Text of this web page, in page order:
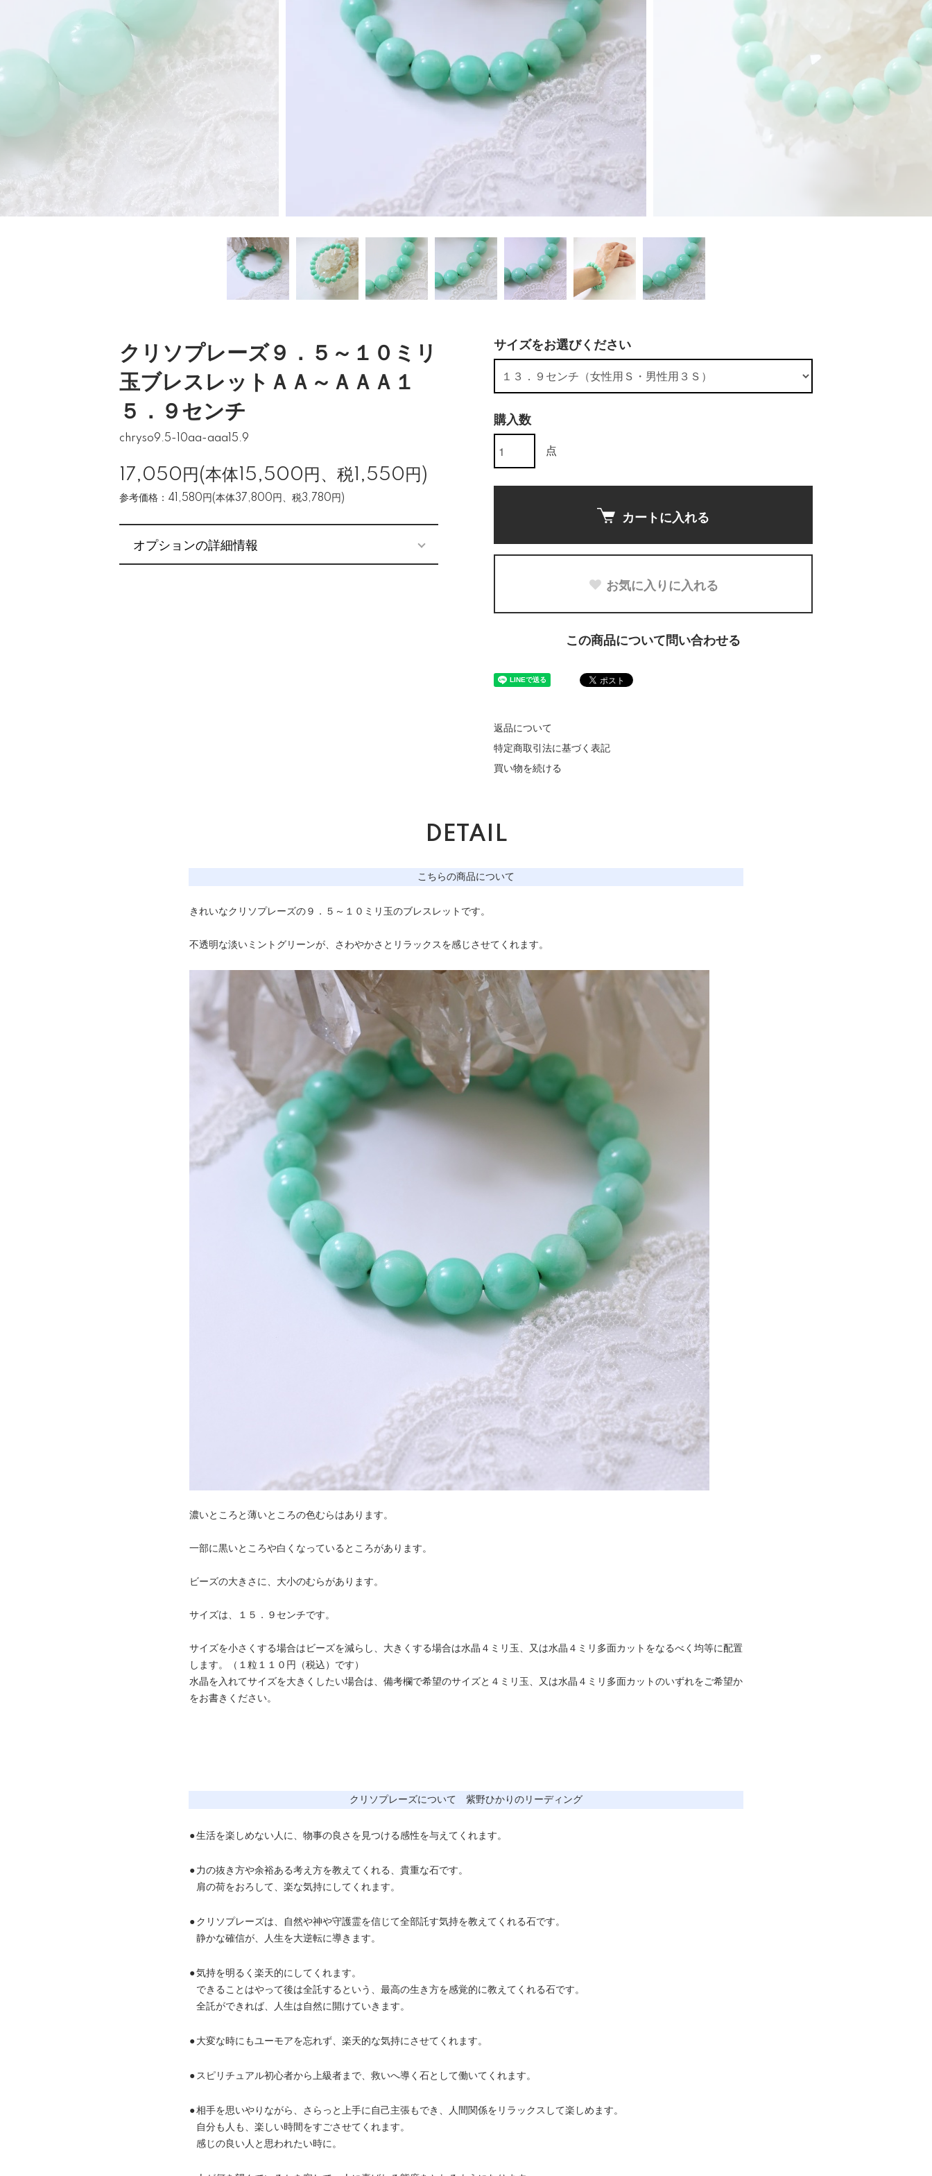
クリソプレーズ９．５～１０ミリ
玉ブレスレットＡＡ～ＡＡＡ１
５．９センチ
chryso9.5-10aa-aaa15.9
17,050円(本体15,500円、税1,550円)
参考価格：41,580円(本体37,800円、税3,780円)
オプションの詳細情報
サイズをお選びください
購入数
点
カートに入れる
お気に入りに入れる
この商品について問い合わせる
返品について
特定商取引法に基づく表記
買い物を続ける
DETAIL
こちらの商品について
きれいなクリソプレーズの９．５～１０ミリ玉のブレスレットです。
不透明な淡いミントグリーンが、さわやかさとリラックスを感じさせてくれます。
濃いところと薄いところの色むらはあります。
一部に黒いところや白くなっているところがあります。
ビーズの大きさに、大小のむらがあります。
サイズは、１５．９センチです。
サイズを小さくする場合はビーズを減らし、大きくする場合は水晶４ミリ玉、又は水晶４ミリ多面カットをなるべく均等に配置
します。（１粒１１０円（税込）です）
水晶を入れてサイズを大きくしたい場合は、備考欄で希望のサイズと４ミリ玉、又は水晶４ミリ多面カットのいずれをご希望か
をお書きください。
クリソプレーズについて 紫野ひかりのリーディング
●生活を楽しめない人に、物事の良さを見つける感性を与えてくれます。
●力の抜き方や余裕ある考え方を教えてくれる、貴重な石です。
肩の荷をおろして、楽な気持にしてくれます。
●クリソプレーズは、自然や神や守護霊を信じて全部託す気持を教えてくれる石です。
静かな確信が、人生を大逆転に導きます。
●気持を明るく楽天的にしてくれます。
できることはやって後は全託するという、最高の生き方を感覚的に教えてくれる石です。
全託ができれば、人生は自然に開けていきます。
●大変な時にもユーモアを忘れず、楽天的な気持にさせてくれます。
●スピリチュアル初心者から上級者まで、救いへ導く石として働いてくれます。
●相手を思いやりながら、さらっと上手に自己主張もでき、人間関係をリラックスして楽しめます。
自分も人も、楽しい時間をすごさせてくれます。
感じの良い人と思われたい時に。